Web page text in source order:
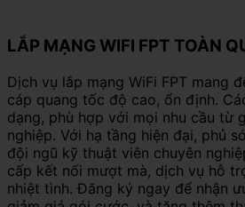
LẮP MẠNG WIFI FPT TOÀN
Dịch vụ lắp mạng WiFi FPT mang
cáp quang tốc độ cao, ổn định.
dạng, phù hợp với mọi nhu cầu từ
nghiệp. Với hạ tầng hiện đại, phủ
đội ngũ kỹ thuật viên chuyên
cấp kết nối mượt mà, dịch vụ hỗ
nhiệt tình. Đăng ký ngay để nhận